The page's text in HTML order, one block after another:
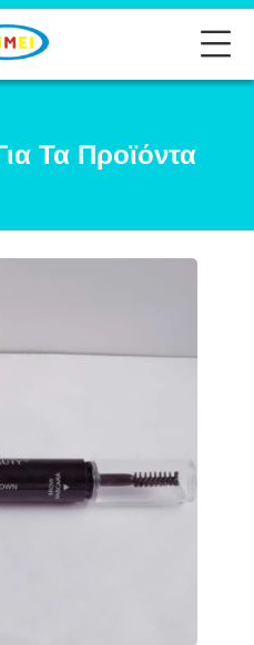
Τα Προϊόντα